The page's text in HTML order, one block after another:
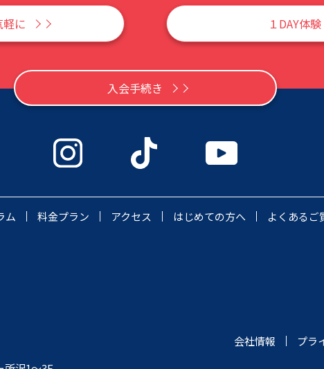
に １DAY体験
入会手続き
ム 料金プラン アクセス はじめての方へ よくあるご
会社情報 プラ